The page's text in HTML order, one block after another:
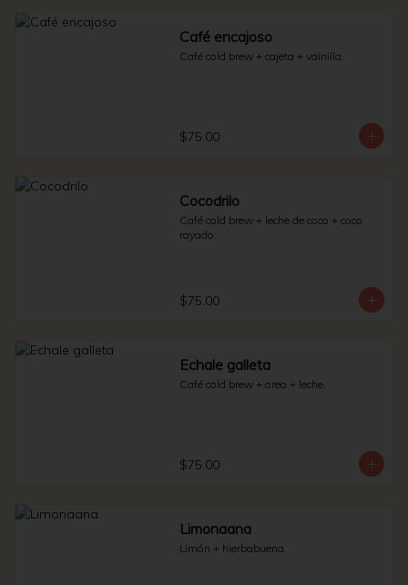
Café encajoso
Café cold brew + cajeta + vainilla.
$75.00
Cocodrilo
Café cold brew + leche de coco + coco
rayado.
$75.00
Echale galleta
Café cold brew + oreo + leche.
$75.00
Limonaana
Limón + hierbabuena.